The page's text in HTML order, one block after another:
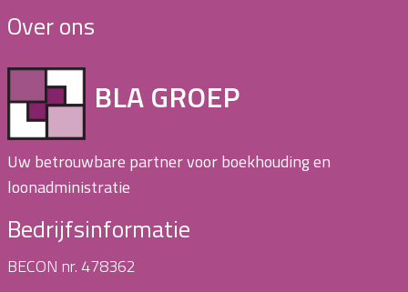
Over ons
BLA GROEP
Uw betrouwbare partner voor boekhouding en
loonadministratie
Bedrijfsinformatie
BECON nr. 478362